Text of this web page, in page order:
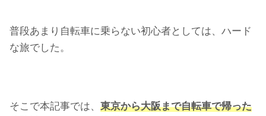
普段あまり自転車に乗らない初心者としては、ハード
な旅でした。
そこで本記事では、 東京から大阪まで自転車で帰った